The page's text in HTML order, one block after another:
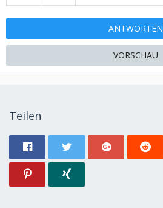
ANTWORTEN
VORSCHAU
Teilen